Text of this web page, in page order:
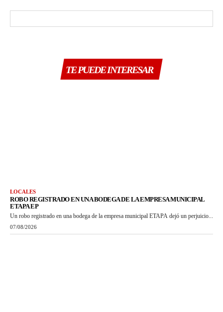
TE PUEDE INTERESAR
LOCALES
ROBO REGISTRADO EN UNA BODEGA DE LA EMPRESA MUNICIPAL
ETAPA EP
Un robo registrado en una bodega de la empresa municipal ETAPA dejó un perjuicio...
07/08/2026